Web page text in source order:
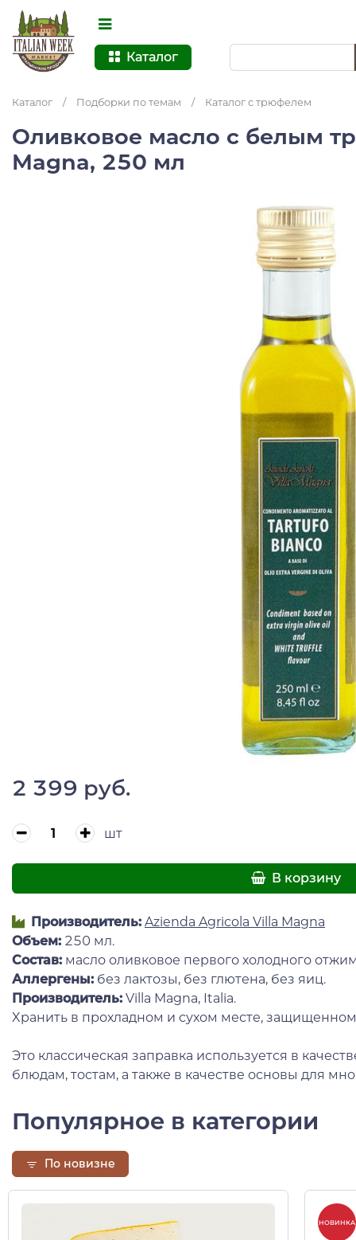
Каталог
Каталог / Подборки по темам / Каталог с трюфелем
Оливковое масло с белым
Magna, 250 мл
2 399 руб.
шт
В корзину
Производитель: Azienda Agricola Villa Magna
Объем: 250 мл.
Состав: масло оливковое первого холодного
Аллергены: без лактозы, без глютена, без яиц.
Производитель: Villa Magna, Italia.
Xранить в прохладном и сухом месте, защищенном
Это классическая заправка используется в
блюдам, тостам, а также в качестве основы для
Популярное в категории
По новизне
НОВИНКА